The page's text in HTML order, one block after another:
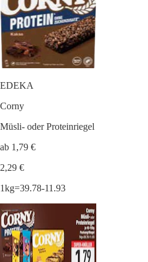
EDEKA
Corny
Müsli- oder Proteinriegel
ab 1,79 €
2,29 €
1kg=39.78-11.93